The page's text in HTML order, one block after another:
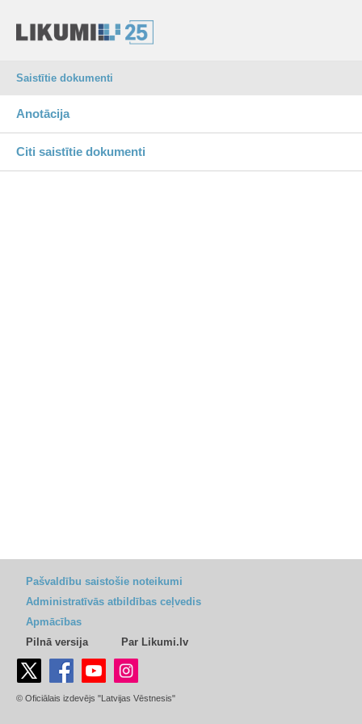
Saistītie dokumenti
Anotācija
Citi saistītie dokumenti
Pašvaldību saistošie noteikumi
Administratīvās atbildības ceļvedis
Apmācības
Pilnā versija
Par Likumi.lv
© Oficiālais izdevējs "Latvijas Vēstnesis"